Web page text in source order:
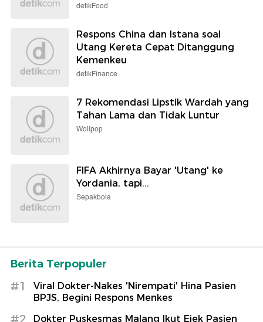
detikFood
Respons China dan Istana soal
Utang Kereta Cepat Ditanggung
Kemenkeu
detikFinance
7 Rekomendasi Lipstik Wardah yang
Tahan Lama dan Tidak Luntur
Wolipop
FIFA Akhirnya Bayar 'Utang' ke
Yordania, tapi...
Sepakbola
Berita Terpopuler
#1
Viral Dokter-Nakes 'Nirempati' Hina Pasien
BPJS, Begini Respons Menkes
Dokter Puskesmas Malang Ikut Ejek Pasien